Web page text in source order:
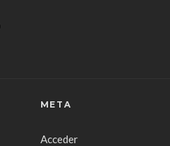
META
Acceder